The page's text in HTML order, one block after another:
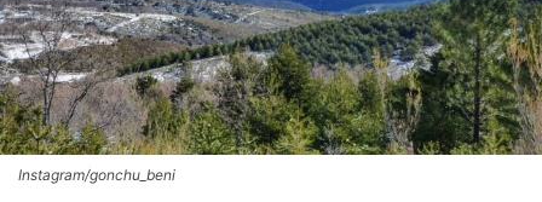
Instagram/gonchu_beni